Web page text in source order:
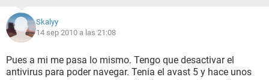
Skalyy
14 sep 2010 a las 21:08
Pues a mi me pasa lo mismo. Tengo que desactivar el
antivirus para poder navegar. Tenia el avast 5 y hace unos